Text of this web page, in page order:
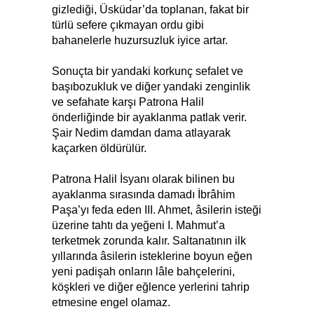
gizlediği, Üsküdar’da toplanan, fakat bir
türlü sefere çıkmayan ordu gibi
bahanelerle huzursuzluk iyice artar.
Sonuçta bir yandaki korkunç sefalet ve
başıbozukluk ve diğer yandaki zenginlik
ve sefahate karşı Patrona Halil
önderliğinde bir ayaklanma patlak verir.
Şair Nedim damdan dama atlayarak
kaçarken öldürülür.
Patrona Halil İsyanı olarak bilinen bu
ayaklanma sırasında damadı İbrâhim
Paşa’yı feda eden III. Ahmet, âsilerin isteği
üzerine tahtı da yeğeni I. Mahmut’a
terketmek zorunda kalır. Saltanatının ilk
yıllarında âsilerin isteklerine boyun eğen
yeni padişah onların lâle bahçelerini,
köşkleri ve diğer eğlence yerlerini tahrip
etmesine engel olamaz.